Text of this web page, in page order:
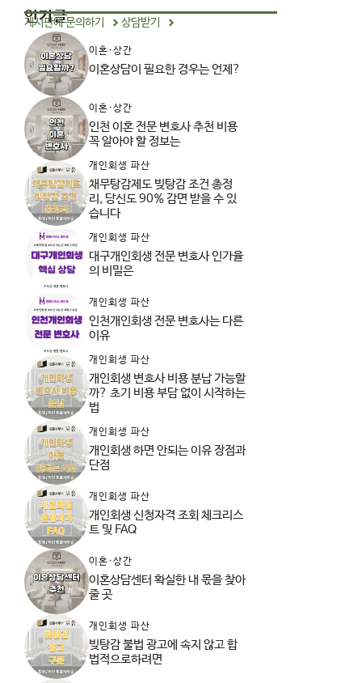
인기글
게시판에 문의하기 상담받기
이혼·상간
이혼상담이 필요한 경우는 언제?
이혼·상간
인천 이혼 전문 변호사 추천 비용
꼭 알아야 할 정보는
개인회생 파산
채무탕감제도 빚탕감 조건 총정
리, 당신도 90% 감면 받을 수 있
습니다
개인회생 파산
대구개인회생 전문 변호사 인가율
의 비밀은
개인회생 파산
인천개인회생 전문 변호사는 다른
이유
개인회생 파산
개인회생 변호사 비용 분납 가능할
까? 초기 비용 부담 없이 시작하는
법
개인회생 파산
개인회생 하면 안되는 이유 장점과
단점
개인회생 파산
개인회생 신청자격 조회 체크리스
트 및 FAQ
이혼·상간
이혼상담센터 확실한 내 몫을 찾아
줄 곳
개인회생 파산
빚탕감 불법 광고에 속지 않고 합
법적으로하려면